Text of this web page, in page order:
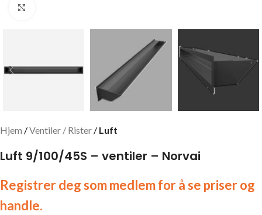
Hjem Ventiler / Rister Luft
Luft 9/100/45S – ventiler – Norvai
Registrer deg som medlem for å se priser og
handle.